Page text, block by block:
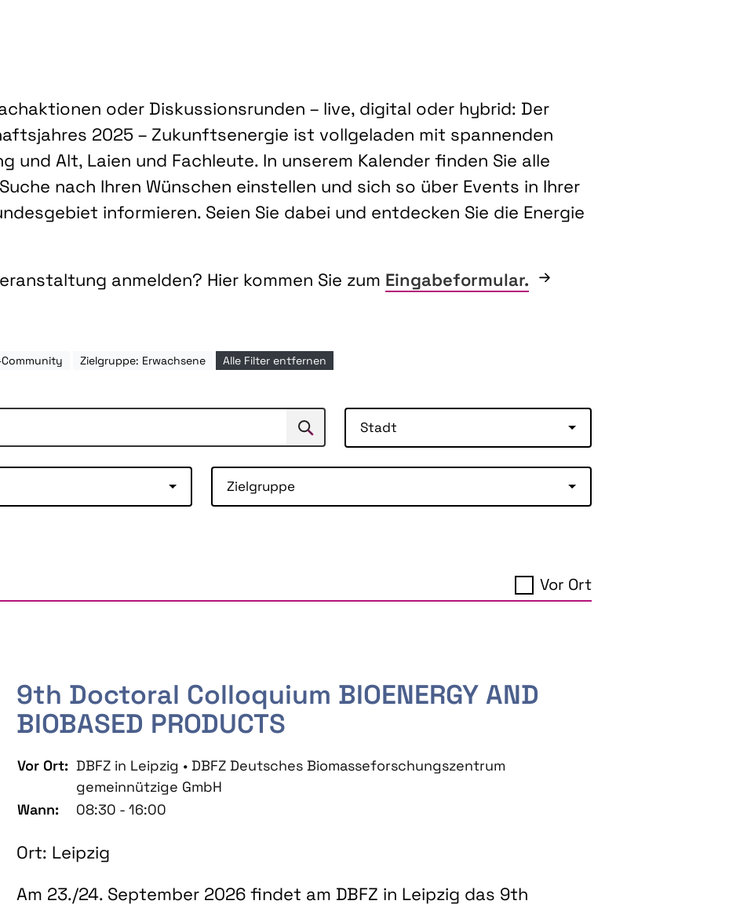
oder Diskussionsrunden – live, digital oder hybrid: Der
2025 – Zukunftsenergie ist vollgeladen mit spannenden
und Alt, Laien und Fachleute. In unserem Kalender finden Sie alle
nach Ihren Wünschen einstellen und sich so über Events in Ihrer
informieren. Seien Sie dabei und entdecken Sie die Energie
anmelden? Hier kommen Sie zum Eingabeformular.
Zielgruppe: Erwachsene Alle Filter entfernen
Suchen Stadt
Zielgruppe
Vor Ort
9th Doctoral Colloquium BIOENERGY AND
BIOBASED PRODUCTS
Vor Ort: DBFZ in Leipzig • DBFZ Deutsches Biomasseforschungszentrum
gemeinnützige GmbH
Wann:
08:30 - 16:00
Ort: Leipzig
Am 23./24. September 2026 findet am DBFZ in Leipzig das 9th